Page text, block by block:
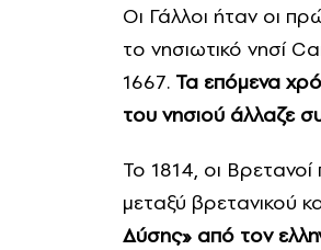
Οι Γάλλοι ήταν οι
το νησιωτικό νησί
1667. Τα επόμενα
του νησιού άλλαζε
Το 1814, οι
μεταξύ βρετανικού
Δύσης» από τον